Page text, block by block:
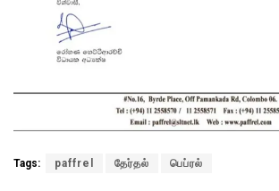
Tags: paffrel தேர்தல் பெப்ரல்